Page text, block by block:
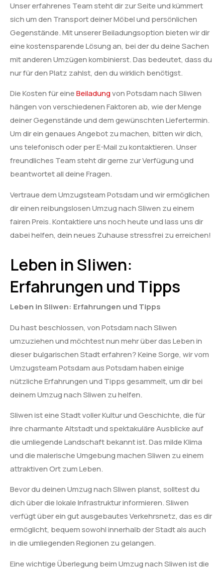
Unser erfahrenes Team steht dir zur Seite und kümmert
sich um den Transport deiner Möbel und persönlichen
Gegenstände. Mit unserer Beiladungsoption bieten wir dir
eine kostensparende Lösung an, bei der du deine Sachen
mit anderen Umzügen kombinierst. Das bedeutet, dass du
nur für den Platz zahlst, den du wirklich benötigst.
Die Kosten für eineBeiladungvon Potsdam nach Sliwen
hängen von verschiedenen Faktoren ab, wie der Menge
deiner Gegenstände und dem gewünschten Liefertermin.
Um dir ein genaues Angebot zu machen, bitten wir dich,
uns telefonisch oder per E-Mail zu kontaktieren. Unser
freundliches Team steht dir gerne zur Verfügung und
beantwortet all deine Fragen.
Vertraue dem Umzugsteam Potsdam und wir ermöglichen
dir einen reibungslosen Umzug nach Sliwen zu einem
fairen Preis. Kontaktiere uns noch heute und lass uns dir
dabei helfen, dein neues Zuhause stressfrei zu erreichen!
Leben in Sliwen:
Erfahrungen und Tipps
Leben in Sliwen: Erfahrungen und Tipps
Du hast beschlossen, von Potsdam nach Sliwen
umzuziehen und möchtest nun mehr über das Leben in
dieser bulgarischen Stadt erfahren? Keine Sorge, wir vom
Umzugsteam Potsdam aus Potsdam haben einige
nützliche Erfahrungen und Tipps gesammelt, um dir bei
deinem Umzug nach Sliwen zu helfen.
Sliwen ist eine Stadt voller Kultur und Geschichte, die für
ihre charmante Altstadt und spektakuläre Ausblicke auf
die umliegende Landschaft bekannt ist. Das milde Klima
und die malerische Umgebung machen Sliwen zu einem
attraktiven Ort zum Leben.
Bevor du deinen Umzug nach Sliwen planst, solltest du
dich über die lokale Infrastruktur informieren. Sliwen
verfügt über ein gut ausgebautes Verkehrsnetz, das es dir
ermöglicht, bequem sowohl innerhalb der Stadt als auch
in die umliegenden Regionen zu gelangen.
Eine wichtige Überlegung beim Umzug nach Sliwen ist die